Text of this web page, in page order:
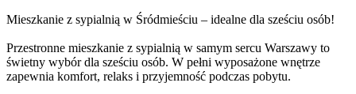
Mieszkanie z sypialnią w Śródmieściu – idealne dla sześciu osób!
Przestronne mieszkanie z sypialnią w samym sercu Warszawy to
świetny wybór dla sześciu osób. W pełni wyposażone wnętrze
zapewnia komfort, relaks i przyjemność podczas pobytu.